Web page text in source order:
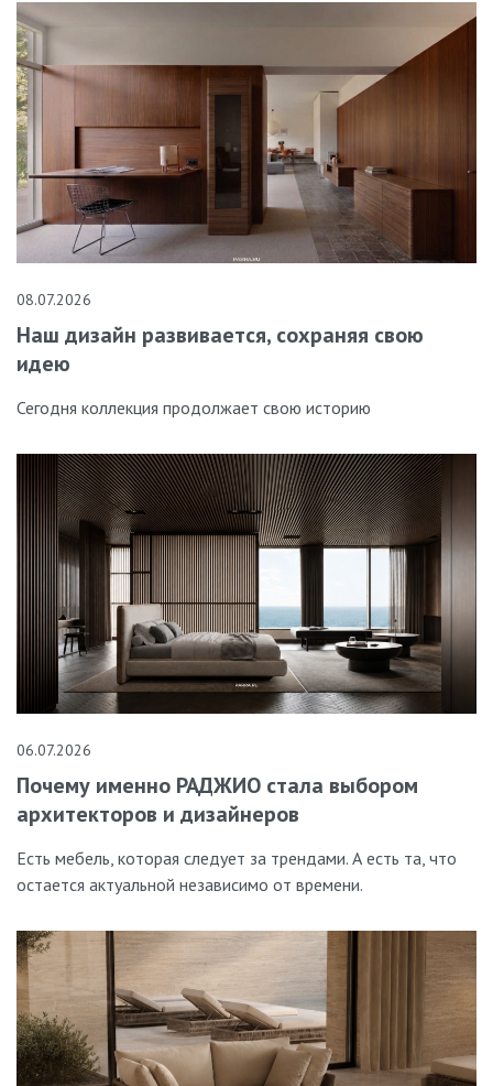
08.07.2026
Наш дизайн развивается, сохраняя свою
идею
Сегодня коллекция продолжает свою историю
06.07.2026
Почему именно РАДЖИО стала выбором
архитекторов и дизайнеров
Есть мебель, которая следует за трендами. А есть та, что
остается актуальной независимо от времени.